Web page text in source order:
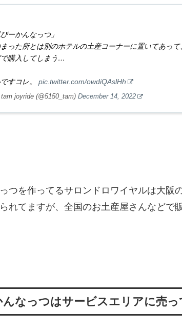
ぴーかんなっつ」
った所とは別のホテルの土産コーナーに置いてあっ
購入してしまう…
すコレ。 pic.twitter.com/owdiQAslHh
joyride (@5150_tam) December 14, 2022
つを作ってるサロンドロワイヤルは大阪
れてますが、全国のお土産屋さんなどで
なっつはサービスエリアに売っ